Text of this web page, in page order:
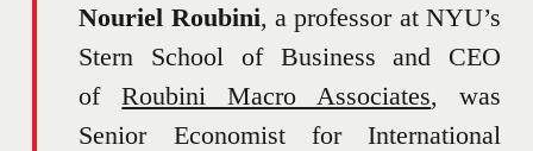
Nouriel Roubini, a professor at NYU’s
Stern School of Business and CEO
ofRoubini Macro Associates, was
Senior Economist for International